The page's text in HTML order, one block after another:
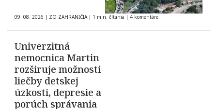
09. 08. 2026 | ZO ZAHRANIČIA | 1 min. čítania | 4 komentáre
Univerzitná
nemocnica Martin
rozširuje možnosti
liečby detskej
úzkosti, depresie a
porúch správania